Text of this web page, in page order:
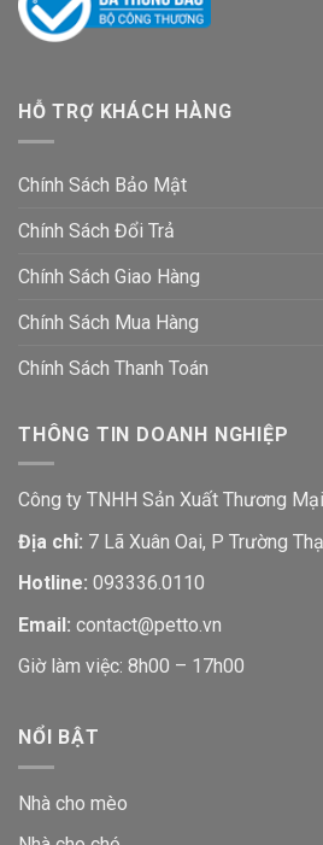
HỖ TRỢ KHÁCH HÀNG
Chính Sách Bảo Mật
Chính Sách Đổi Trả
Chính Sách Giao Hàng
Chính Sách Mua Hàng
Chính Sách Thanh Toán
THÔNG TIN DOANH NGHIỆP
Công ty TNHH Sản Xuất Thương
Địa chỉ: 7 Lã Xuân Oai, P Trường
Hotline: 093336.0110
Email: contact@petto.vn
Giờ làm việc: 8h00 – 17h00
NỔI BẬT
Nhà cho mèo